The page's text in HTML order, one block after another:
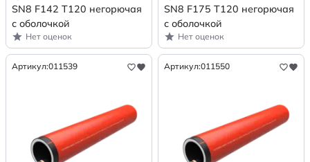
SN8 F142 Т120 негорючая
с оболочкой
Нет оценок
SN8 F175 Т120 негорючая
с оболочкой
Нет оценок
Артикул:011539 Артикул:011550